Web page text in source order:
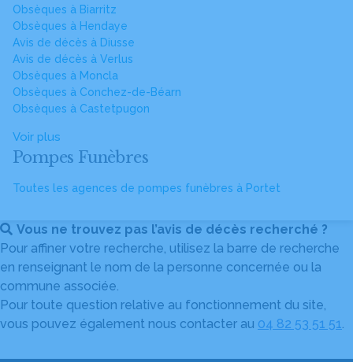
Obsèques à Biarritz
Obsèques à Hendaye
Avis de décès à Diusse
Avis de décès à Verlus
Obsèques à Moncla
Obsèques à Conchez-de-Béarn
Obsèques à Castetpugon
Voir plus
Pompes Funèbres
Toutes les agences de pompes funèbres à Portet
Vous ne trouvez pas l’avis de décès recherché ?
Pour affiner votre recherche, utilisez la barre de recherche
en renseignant le nom de la personne concernée ou la
commune associée.
Pour toute question relative au fonctionnement du site,
vous pouvez également nous contacter au 04 82 53 51 51.